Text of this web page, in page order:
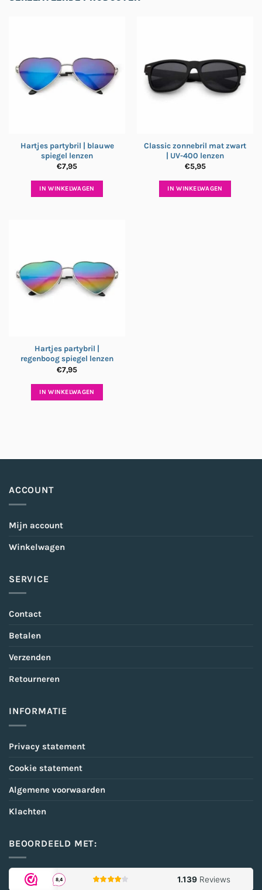
Hartjes partybril | blauwe
spiegel lenzen
€7,95
IN WINKELWAGEN
Classic zonnebril mat zwart
| UV-400 lenzen
€5,95
IN WINKELWAGEN
Hartjes partybril |
regenboog spiegel lenzen
€7,95
IN WINKELWAGEN
ACCOUNT
Mijn account
Winkelwagen
SERVICE
Contact
Betalen
Verzenden
Retourneren
INFORMATIE
Privacy statement
Cookie statement
Algemene voorwaarden
Klachten
BEOORDEELD MET: